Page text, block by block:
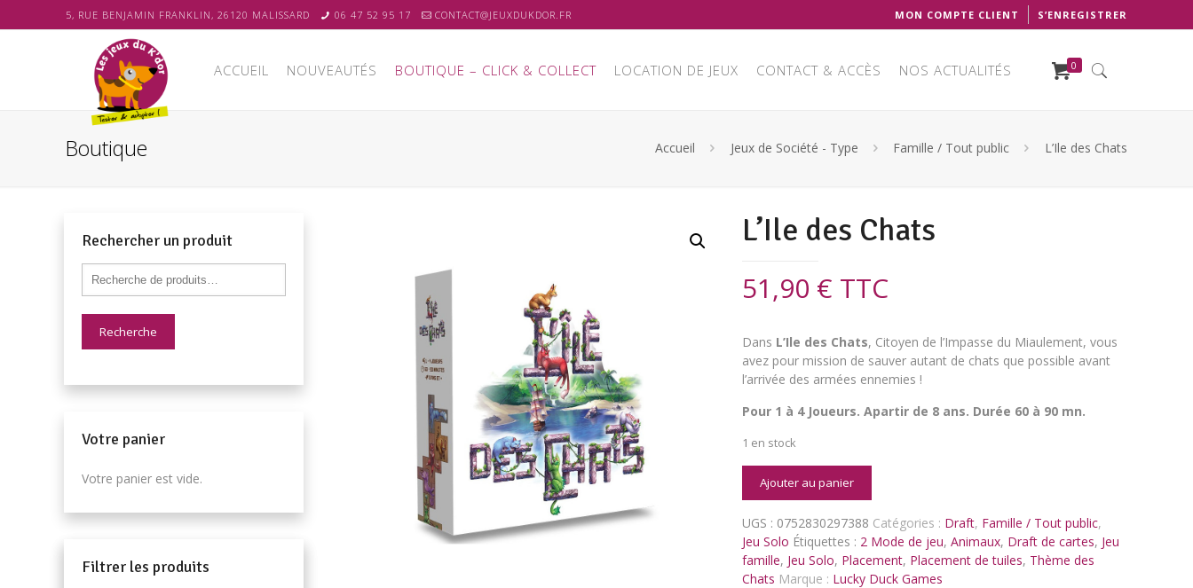
5, RUE BENJAMIN FRANKLIN, 26120 MALISSARD 06 47 52 95 17 CONTACT@JEUXDUKDOR.FR MON COMPTE CLIENT S’ENREGISTRER
ACCUEIL NOUVEAUTÉS BOUTIQUE – CLICK & COLLECT LOCATION DE JEUX CONTACT & ACCÈS NOS ACTUALITÉS 0
Boutique Accueil Jeux de Société - Type Famille / Tout public L’Ile des Chats
L’Ile des Chats
51,90 € TTC
Dans L’Ile des Chats, Citoyen de l’Impasse du Miaulement, vous
avez pour mission de sauver autant de chats que possible avant
l’arrivée des armées ennemies !
Pour 1 à 4 Joueurs. Apartir de 8 ans. Durée 60 à 90 mn.
1 en stock
des
Chats
Ajouter au panier
UGS : 0752830297388 Catégories : Draft, Famille / Tout public,
Jeu Solo Étiquettes : 2 Mode de jeu, Animaux, Draft de cartes, Jeu
famille, Jeu Solo, Placement, Placement de tuiles, Thème des
Chats Marque : Lucky Duck Games
Rechercher un produit
Recherche
Votre panier
Votre panier est vide.
Filtrer les produits